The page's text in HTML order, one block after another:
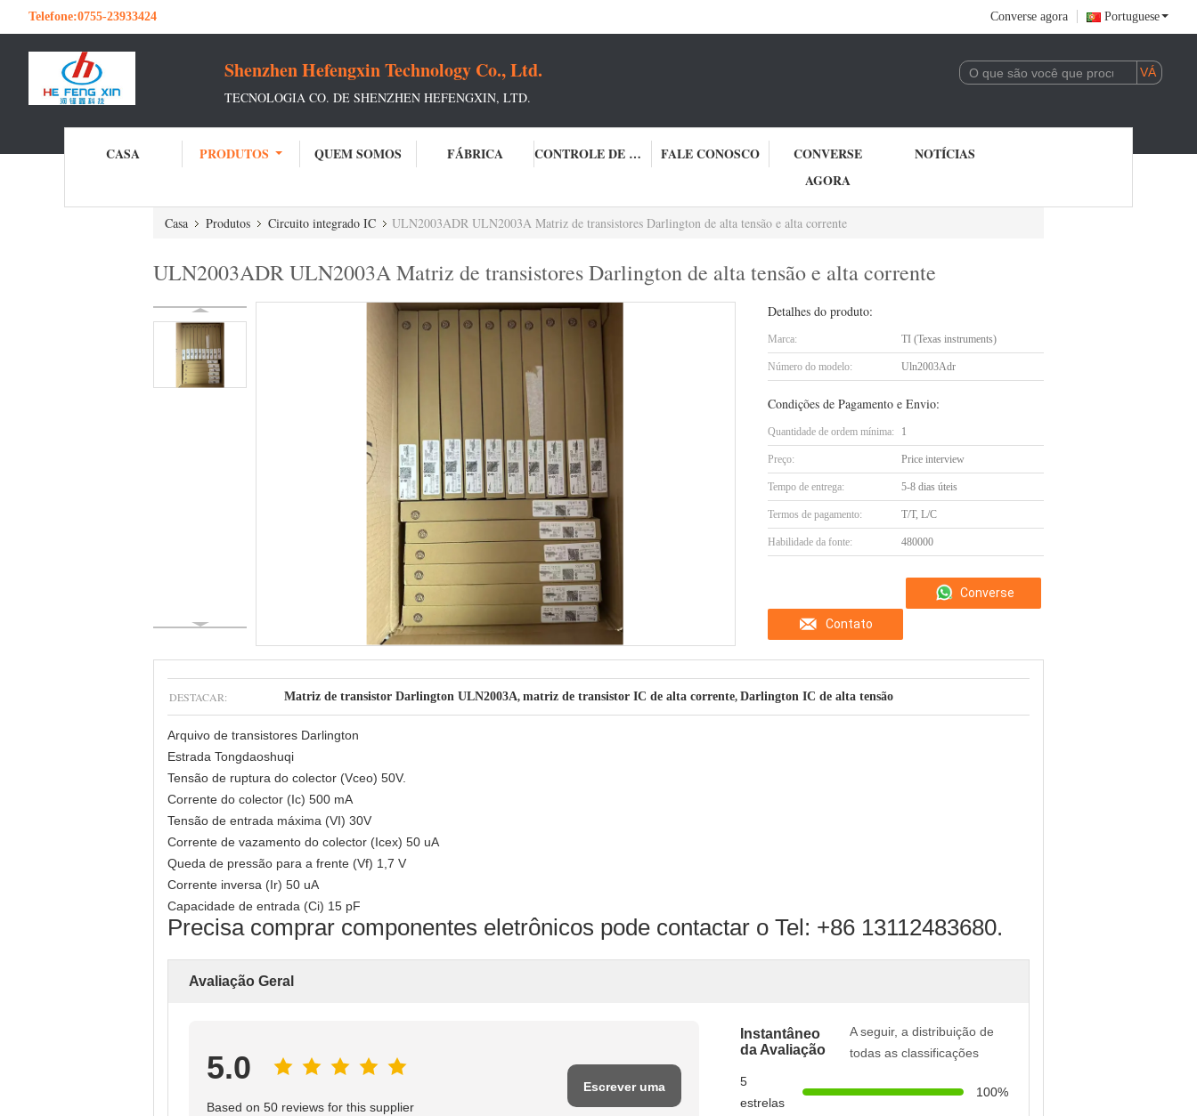
Telefone:0755-23933424 Converse agora Portuguese
Shenzhen Hefengxin Technology Co., Ltd.
TECNOLOGIA CO. DE SHENZHEN HEFENGXIN, LTD.
CASA PRODUTOS QUEM SOMOS FÁBRICA CONTROLE DE QUALIDADE FALE CONOSCO
CONVERSE
AGORA
NOTÍCIAS
Casa Produtos Circuito integrado IC ULN2003ADR ULN2003A Matriz de transistores Darlington de alta tensão e alta corrente
ULN2003ADR ULN2003A Matriz de transistores Darlington de alta tensão e alta corrente
Detalhes do produto:
Marca: TI (Texas instruments)
Número do modelo: Uln2003Adr
Condições de Pagamento e Envio:
Quantidade de ordem mínima: 1
Preço: Price interview
Tempo de entrega: 5-8 dias úteis
Termos de pagamento: T/T, L/C
Habilidade da fonte: 480000
Contato
Converse
DESTACAR: Matriz de transistor Darlington ULN2003A, matriz de transistor IC de alta corrente, Darlington IC de alta tensão
Arquivo de transistores Darlington
Estrada Tongdaoshuqi
Tensão de ruptura do colector (Vceo) 50V.
Corrente do colector (Ic) 500 mA
Tensão de entrada máxima (VI) 30V
Corrente de vazamento do colector (Icex) 50 uA
Queda de pressão para a frente (Vf) 1,7 V
Corrente inversa (Ir) 50 uA
Capacidade de entrada (Ci) 15 pF
Precisa comprar componentes eletrônicos pode contactar o Tel: +86 13112483680.
Avaliação Geral
5.0
Based on 50 reviews for this supplier
Escrever uma
Instantâneo
da Avaliação
A seguir, a distribuição de
todas as classificações
5
estrelas
100%